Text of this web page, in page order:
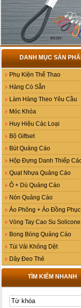
DANH MỤC SẢN
Phụ Kiện Thể Thao
Hàng Có Sẵn
Làm Hàng Theo Yêu Cầu
Móc Khóa
Huy Hiệu Các Loại
Bộ Giftset
Bút Quảng Cáo
Hộp Đựng Danh Thiếp
Quạt Nhựa Quảng Cáo
Ô + Dù Quảng Cáo
Nón Quảng Cáo
Áo Phông + Áo Đồng Phục
Vòng Tay Cao Su Solicone
Bong Bóng Quảng Cáo
Túi Vải Không Dệt
Dây Đeo Thẻ
TÌM KIẾM NHANH